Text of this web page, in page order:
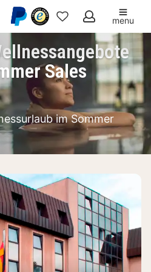
Meine
Favoriten
menu
Sales
im Sommer
besten Wellnessangebote des